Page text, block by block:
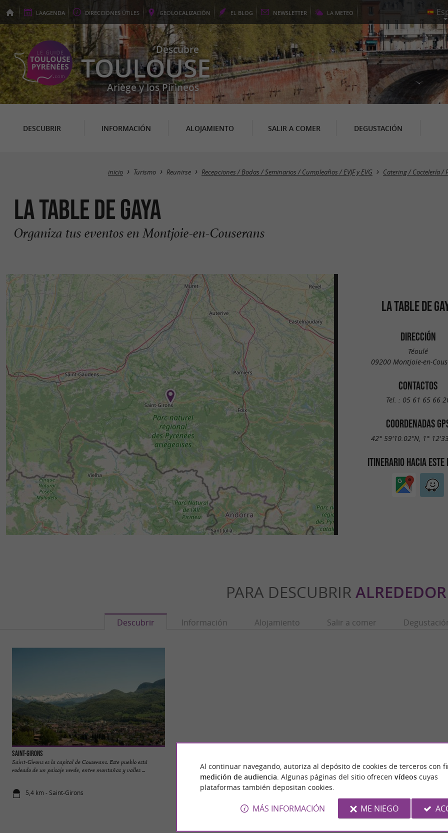
LAAGENDA DIRECCIONES ÚTILES GEOLOCALIZACIÓN EL BLOG NEWSLETTER LA METEO
Descubre
TOULOUSE
Ariège y los Pirineos
DESCUBRIR INFORMACIÓN ALOJAMIENTO SALIR A COMER DEGUSTACIÓN
inicio Turismo Reunirse Recepciones / Bodas / Seminarios / Cumpleaños / EVJF y EVG Catering / Coctelería /
La Table de Gaya
Organiza tus eventos en Montjoie-en-Couserans
LA TABLE DE
DIRECCIÓN
Téoulé
09200 Montjoie-en-
CONTACTOS
Tel. : 05 61 65 66
COORDENADAS
42° 59'10.02"N, 1°
ITINERARIO HACIA ESTE
PARA DESCUBRIR ALREDEDOR
Descubrir Información Alojamiento Salir a comer
Saint-Girons
Saint-Girons es la capital de Couserans. Este pueblo está
rodeado de un paisaje verde, entre montañas y valles ...
5,4 km - Saint-Girons
En la Tierra de las Huellas: un parque temático de naturaleza
y descubrimiento en Saint-Lizier, Ariège Au Pays des ...
5,9 km - Saint-Lizier
Saint-Lizier, situada en el corazón de
una ciudad con un rico pasado, antaño sede
Al continuar navegando, autoriza al depósito de cookies de terceros con
medición de audiencia . Algunas páginas del sitio ofrecen vídeoscuyas
plataformas también depositan cookies.
MÁS INFORMACIÓN ME NIEGO